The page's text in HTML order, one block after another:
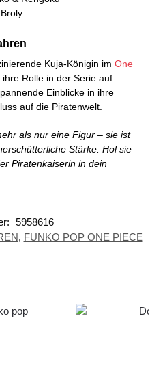
Kuja-Königin im One
Rolle in der Serie auf
Einblicke in ihre
auf die Piratenwelt.
als nur eine Figur – sie ist
Stärke. Hol sie
Piratenkaiserin in dein
5958616
, FUNKO POP ONE PIECE